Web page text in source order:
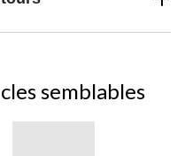
semblables